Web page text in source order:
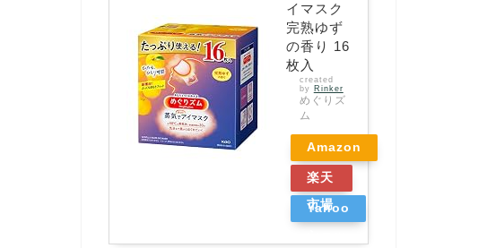
イマスク
完熟ゆず
の香り 16
枚入
created
by Rinker
めぐりズ
ム
Amazon
楽天
市場
Yahoo